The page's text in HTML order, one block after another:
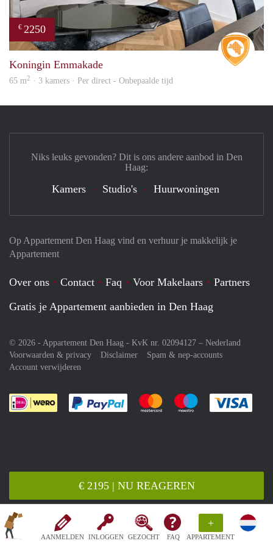
AANMELDEN INLOGGEN GEZOCHT FAQ
+
APPARTEMENT
€ 2195 | NU REAGEREN
€ 2250
Koningin Emmakade
65 m2 · 3 kamers · Per direct - Onbepaalde tijd
Op Appartement Den Haag vind en verhuur je makkelijk je
Appartement
Over ons Contact Faq Voor Makelaars
Partners
Gratis je Appartement aanbieden in Den Haag
© 2026 - Appartement Den Haag - KvK nr. 02094127 – Nederland
Voorwaarden & privacy
Disclaimer
Spam & nep-accounts
Account verwijderen
Je rekent gemakkelijk af met Paypal
Je rekent gemakkelijk af met
Je rekent
Niks leuks gevonden? Dit is ons andere aanbod in Den
Haag:
Kamers Studio's Huurwoningen